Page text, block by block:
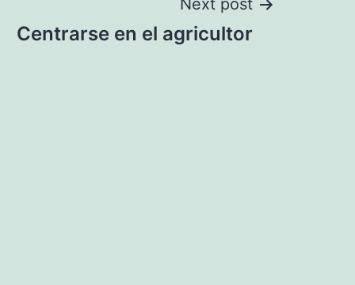
Next post
Centrarse en el agricultor